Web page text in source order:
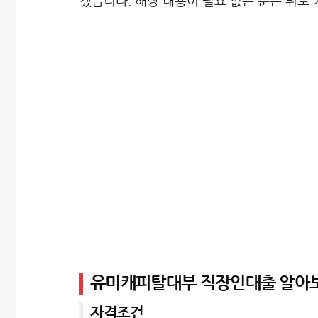
유미캐피탈대부 직장인대출 알아
자격조건